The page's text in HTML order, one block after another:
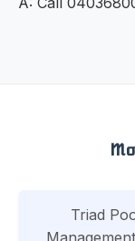
Triad